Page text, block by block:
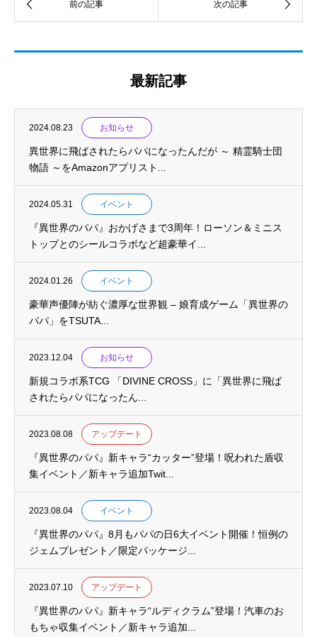
最新記事
2024.08.23 お知らせ
異世界に飛ばされたらパパになったんだが ～ 精霊騎士団
物語 ～をAmazonアプリスト...
2024.05.31 イベント
『異世界のパパ』おかげさまで3周年！ローソン＆ミニス
トップとのシールコラボなど超豪華イ...
2024.01.26 イベント
豪華声優陣が紡ぐ濃厚な世界観 – 娘育成ゲーム「異世界の
パパ」をTSUTA...
2023.12.04 お知らせ
新規コラボ系TCG 「DIVINE CROSS」に「異世界に飛ば
されたらパパになったん...
2023.08.08 アップデート
『異世界のパパ』新キャラ“カッター”登場！呪われた盾収
集イベント／新キャラ追加Twit...
2023.08.04 イベント
『異世界のパパ』8月もパパの日6大イベント開催！恒例の
ジェムプレゼント／限定パッケージ...
2023.07.10 アップデート
『異世界のパパ』新キャラ“ルディクラム”登場！汽車のお
もちゃ収集イベント／新キャラ追加...